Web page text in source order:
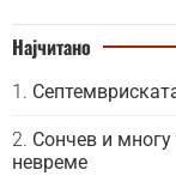
Најчитано
Сончев и
невреме